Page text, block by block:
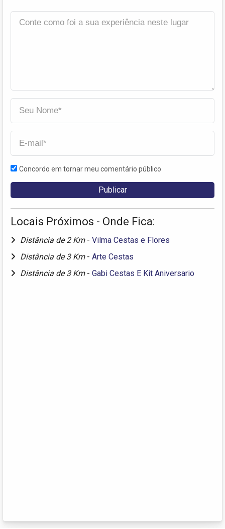
Concordo em tornar meu comentário público
Locais Próximos - Onde Fica:
Distância de 2 Km - Vilma Cestas e Flores
Distância de 3 Km - Arte Cestas
Distância de 3 Km - Gabi Cestas E Kit Aniversario